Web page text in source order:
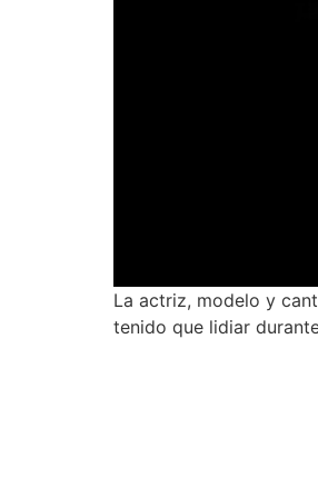
La actriz, modelo y
tenido que lidiar